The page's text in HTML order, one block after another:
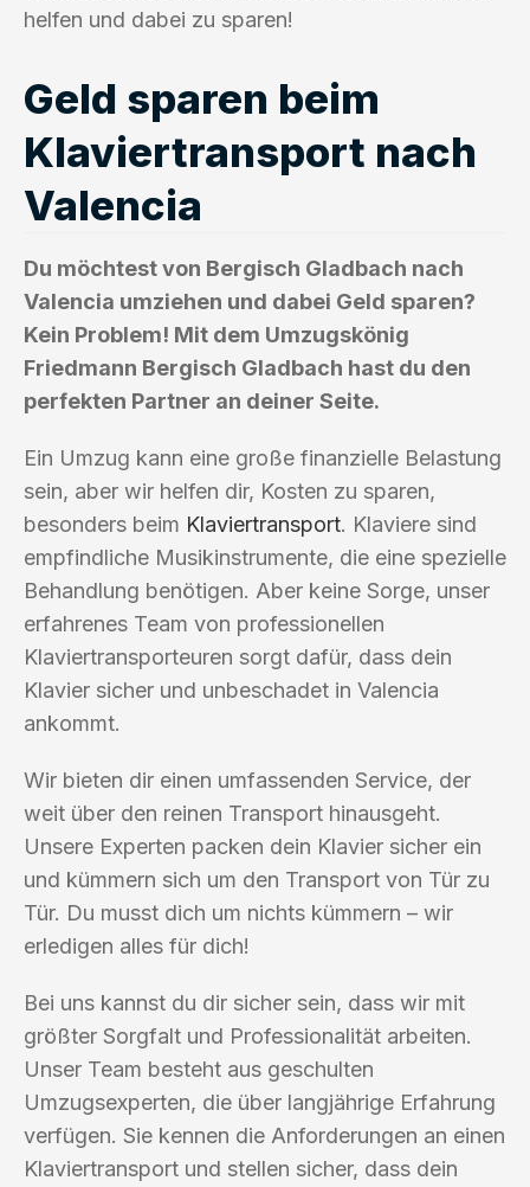
helfen und dabei zu sparen!
Geld sparen beim
Klaviertransport nach
Valencia
Du möchtest von Bergisch Gladbach nach
Valencia umziehen und dabei Geld sparen?
Kein Problem! Mit dem Umzugskönig
Friedmann Bergisch Gladbach hast du den
perfekten Partner an deiner Seite.
Ein Umzug kann eine große finanzielle Belastung
sein, aber wir helfen dir, Kosten zu sparen,
besonders beim Klaviertransport. Klaviere sind
empfindliche Musikinstrumente, die eine spezielle
Behandlung benötigen. Aber keine Sorge, unser
erfahrenes Team von professionellen
Klaviertransporteuren sorgt dafür, dass dein
Klavier sicher und unbeschadet in Valencia
ankommt.
Wir bieten dir einen umfassenden Service, der
weit über den reinen Transport hinausgeht.
Unsere Experten packen dein Klavier sicher ein
und kümmern sich um den Transport von Tür zu
Tür. Du musst dich um nichts kümmern – wir
erledigen alles für dich!
Bei uns kannst du dir sicher sein, dass wir mit
größter Sorgfalt und Professionalität arbeiten.
Unser Team besteht aus geschulten
Umzugsexperten, die über langjährige Erfahrung
verfügen. Sie kennen die Anforderungen an einen
Klaviertransport und stellen sicher, dass dein